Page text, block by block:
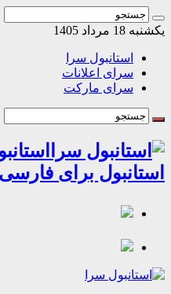
1405
استانبول سرا
سرای اعلانات
سرای مارکت
برای فارسی